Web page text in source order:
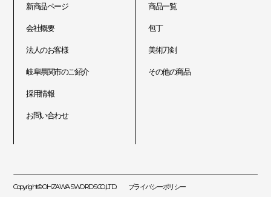
新商品ページ
会社概要
法人のお客様
岐阜県関市のご紹介
採用情報
お問い合わせ
商品一覧
包丁
美術刀剣
その他の商品
Copyright© OHZAWA SWORDS CO.,LTD. プライバシーポリシー